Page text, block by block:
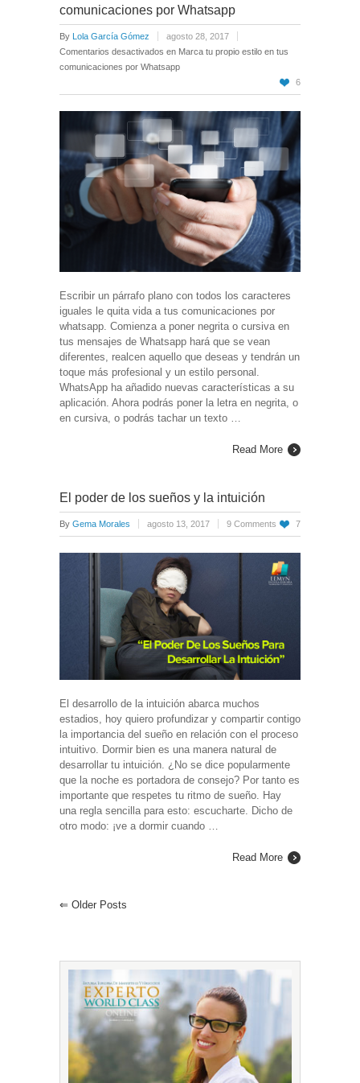
comunicaciones por Whatsapp
By Lola García Gómez
agosto 28, 2017
Comentarios desactivados en Marca tu propio estilo en tus
comunicaciones por Whatsapp
6
Escribir un párrafo plano con todos los caracteres
iguales le quita vida a tus comunicaciones por
whatsapp. Comienza a poner negrita o cursiva en
tus mensajes de Whatsapp hará que se vean
diferentes, realcen aquello que deseas y tendrán un
toque más profesional y un estilo personal.
WhatsApp ha añadido nuevas características a su
aplicación. Ahora podrás poner la letra en negrita, o
en cursiva, o podrás tachar un texto …
Read More
El poder de los sueños y la intuición
By Gema Morales agosto 13, 2017 9 Comments 7
El desarrollo de la intuición abarca muchos
estadios, hoy quiero profundizar y compartir contigo
la importancia del sueño en relación con el proceso
intuitivo. Dormir bien es una manera natural de
desarrollar tu intuición. ¿No se dice popularmente
que la noche es portadora de consejo? Por tanto es
importante que respetes tu ritmo de sueño. Hay
una regla sencilla para esto: escucharte. Dicho de
otro modo: ¡ve a dormir cuando …
Read More
⇐ Older Posts